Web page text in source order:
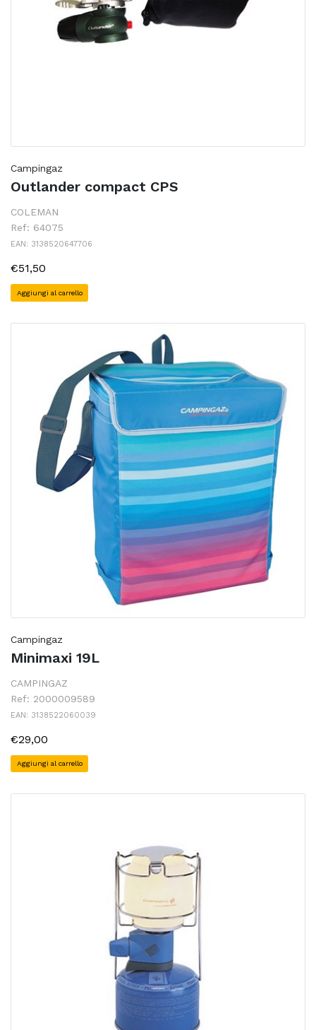
Campingaz
Outlander compact CPS
COLEMAN
Ref: 64075
EAN: 3138520647706
€51,50
Aggiungi al carrello
Campingaz
Minimaxi 19L
CAMPINGAZ
Ref: 2000009589
EAN: 3138522060039
€29,00
Aggiungi al carrello